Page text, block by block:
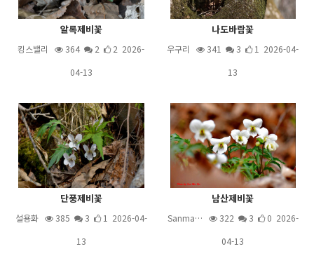
알록제비꽃
킹스밸리 364 2
2 2026-
04-13
나도바람꽃
우구리 341 3
1 2026-04-
13
단풍제비꽃
설용화 385 3
1 2026-04-
13
남산제비꽃
Sanma… 322 3
0 2026-
04-13